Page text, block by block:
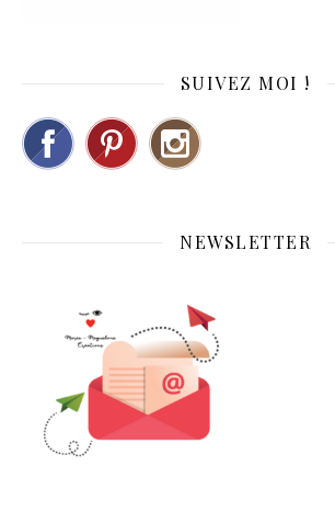
SUIVEZ MOI !
NEWSLETTER